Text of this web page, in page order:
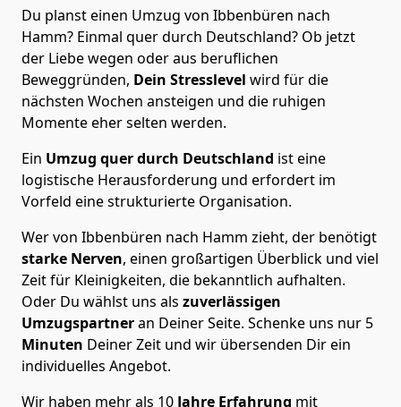
Du planst einen Umzug von Ibbenbüren nach
Hamm? Einmal quer durch Deutschland? Ob jetzt
der Liebe wegen oder aus beruflichen
Beweggründen, Dein Stresslevel wird für die
nächsten Wochen ansteigen und die ruhigen
Momente eher selten werden.
Ein Umzug quer durch Deutschland ist eine
logistische Herausforderung und erfordert im
Vorfeld eine strukturierte Organisation.
Wer von Ibbenbüren nach Hamm zieht, der benötigt
starke Nerven, einen großartigen Überblick und viel
Zeit für Kleinigkeiten, die bekanntlich aufhalten.
Oder Du wählst uns als zuverlässigen
Umzugspartneran Deiner Seite. Schenke uns nur 5
Minuten Deiner Zeit und wir übersenden Dir ein
individuelles Angebot.
Wir haben mehr als 10 Jahre Erfahrung mit